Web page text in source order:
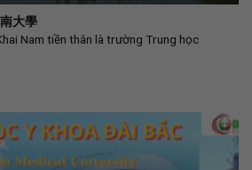
大學
Nam tiền thân là trường Trung học